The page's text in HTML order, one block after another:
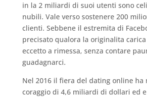
in la 2 miliardi di suoi utenti sono
nubili. Vale verso sostenere 200
clienti. Sebbene il estremita di
precisato qualora la originalita carica
eccetto a rimessa, senza contare
guadagnarci.
Nel 2016 il fiera del dating online ha
coraggio di 4,6 miliardi di dollari ed